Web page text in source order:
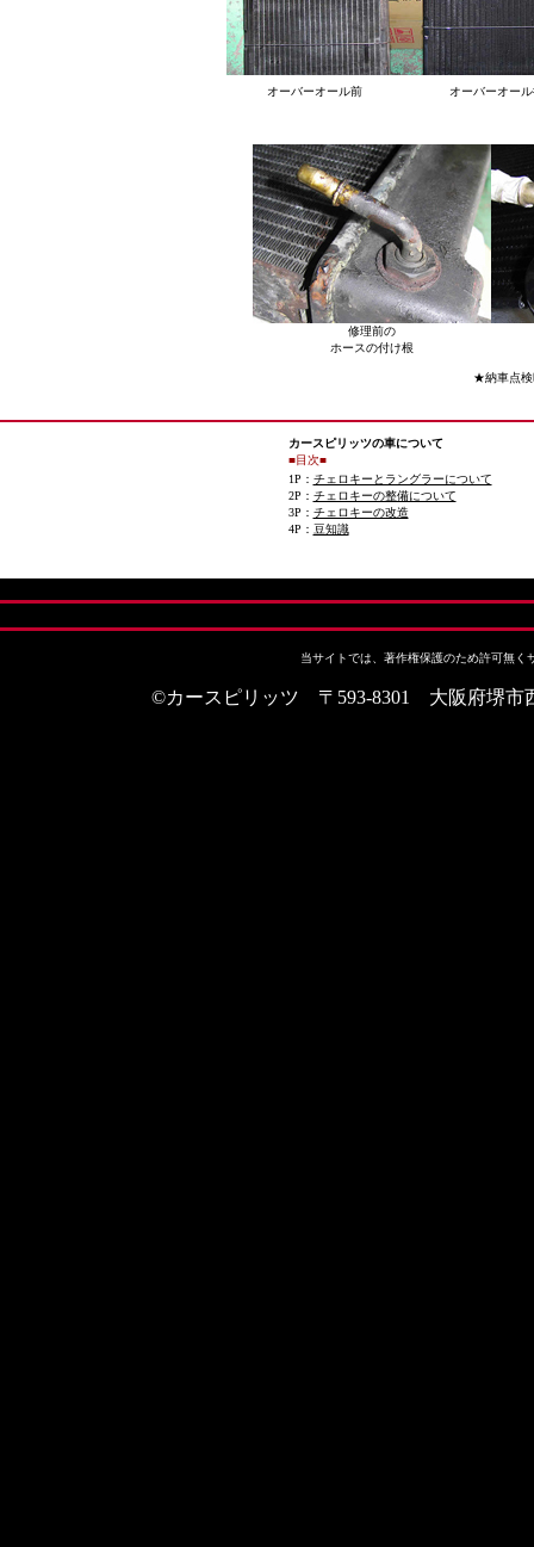
オーバーオール前 オーバーオー
修理前の
ホースの付け根
★納車点検
カースピリッツの車について
■目次■
1P： チェロキーとラングラーについて
2P： チェロキーの整備について
3P： チェロキーの改造
4P： 豆知識
当サイトでは、著作権保護のため許可無
©カースピリッツ 〒593-8301 大阪府堺市